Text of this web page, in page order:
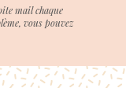
mail chaque
vous pouvez